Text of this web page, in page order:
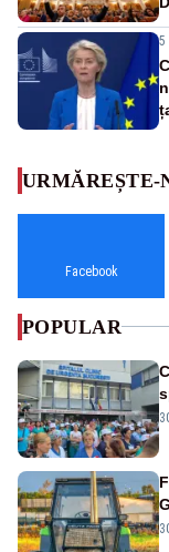
5
URMĂREȘTE-
Facebook
POPULAR